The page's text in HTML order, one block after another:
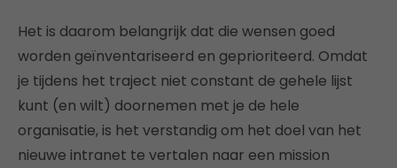
Het is daarom belangrijk dat die wensen goed
worden geïnventariseerd en geprioriteerd. Omdat
je tijdens het traject niet constant de gehele lijst
kunt (en wilt) doornemen met je de hele
organisatie, is het verstandig om het doel van het
nieuwe intranet te vertalen naar een mission